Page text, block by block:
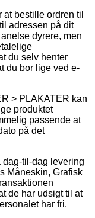
bestille ordren til
adressen på dit
dyrere, men
du selv henter
du bor lige ved e-
> PLAKATER kan
produktet
passende at
på det
dag-til-dag levering
Måneskin, Grafisk
de har udsigt til at
har fri.